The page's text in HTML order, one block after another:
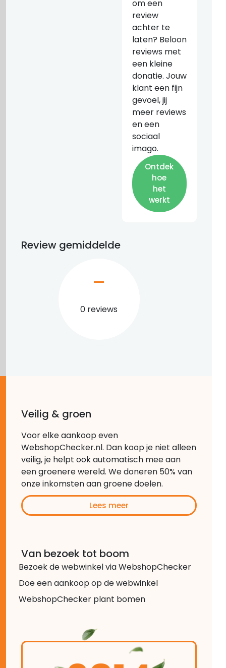
om een
review
achter te
laten? Beloon
reviews met
een kleine
donatie. Jouw
klant een fijn
gevoel, jij
meer reviews
en een
sociaal
imago.
Ontdek
hoe
het
werkt
Review gemiddelde
0 reviews
–
Veilig & groen
Voor elke aankoop even
WebshopChecker.nl. Dan koop je niet alleen
veilig, je helpt ook automatisch mee aan
een groenere wereld. We doneren 50% van
onze inkomsten aan groene doelen.
Lees meer
Van bezoek tot boom
Bezoek de webwinkel via WebshopChecker
Doe een aankoop op de webwinkel
WebshopChecker plant bomen